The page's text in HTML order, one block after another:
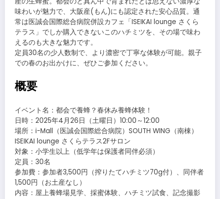
味わいが魅力で、大阪産(もん)にも認定された安心品質。通
常は医誠会国際総合病院併設カフェ「ISEIKAI lounge さくら
テラス」でしか購入できないこのハチミツを、その場で味わ
えるのも大きな魅力です。
定員30名の少人数制で、より濃密で丁寧な体験が可能。親子
での春のお出かけに、ぜひご参加ください。
概要
イベント名：都会で養蜂？春休み養蜂体験！
日時：2025年4月26日（土曜日）10:00～12:00
場所：i-Mall（医誠会国際総合病院）SOUTH WING（南棟）
ISEIKAI lounge さくらテラス2Fサロン
対象：小学生以上（低学年は保護者同伴必須）
定員：30名
参加費：参加者3,500円（搾りたてハチミツ70g付）、同伴者
1,500円（お土産なし）
内容：屋上養蜂場見学、採蜜体験、ハチミツ試食、記念撮影